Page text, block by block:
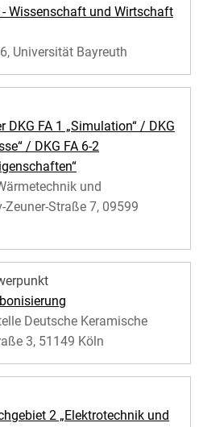
Wissenschaft und Wirtschaft
Universität Bayreuth
DKG FA 1 „Simulation“ / DKG
/ DKG FA 6-2
und
Straße 7, 09599
Deutsche Keramische
3, 51149 Köln
2 „Elektrotechnik und